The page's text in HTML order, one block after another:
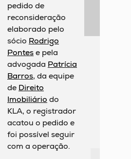
pedido de
reconsideração
elaborado pelo
sócio Rodrigo
Pontese pela
advogada Patrícia
Barros, da equipe
de Direito
Imobiliário do
KLA, o registrador
acatou o pedido e
foi possível seguir
com a operação.